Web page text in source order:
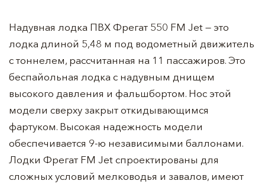
Надувная лодка ПВХ Фрегат 550 FM Jet — это
лодка длиной 5,48 м под водометный движитель
с тоннелем, рассчитанная на 11 пассажиров. Это
беспайольная лодка с надувным днищем
высокого давления и фальшбортом. Нос этой
модели сверху закрыт откидывающимся
фартуком. Высокая надежность модели
обеспечивается 9-ю независимыми баллонами.
Лодки Фрегат FM Jet спроектированы для
сложных условий мелководья и завалов, имеют